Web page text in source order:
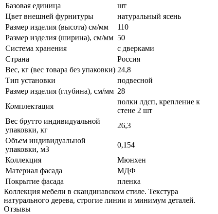
Базовая единица
шт
Цвет внешней фурнитуры
натуральный ясень
Размер изделия (высота) см/мм
110
Размер изделия (ширина), см/мм 50
Система хранения
с дверками
Страна
Россия
Вес, кг (вес товара без упаковки) 24,8
Тип установки
подвесной
Размер изделия (глубина), см/мм 28
Комплектация
полки лдсп, крепление к
стене 2 шт
Вес брутто индивидуальной
упаковки, кг
26,3
Объем индивидуальной
упаковки, м3
0,154
Коллекция
Мюнхен
Материал фасада
МДФ
Покрытие фасада
пленка
Коллекция мебели в скандинавском стиле. Текстура
натурального дерева, строгие линии и минимум деталей.
Отзывы